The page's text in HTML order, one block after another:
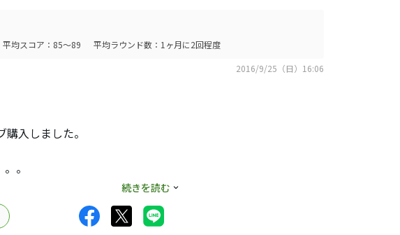
平均スコア：85～89
平均ラウンド数：1ヶ月に2回程度
2016/9/25（日）16:06
入しました。
。
ーンはそんなにかからない印象
方のアプローチには合っている
続きを読む